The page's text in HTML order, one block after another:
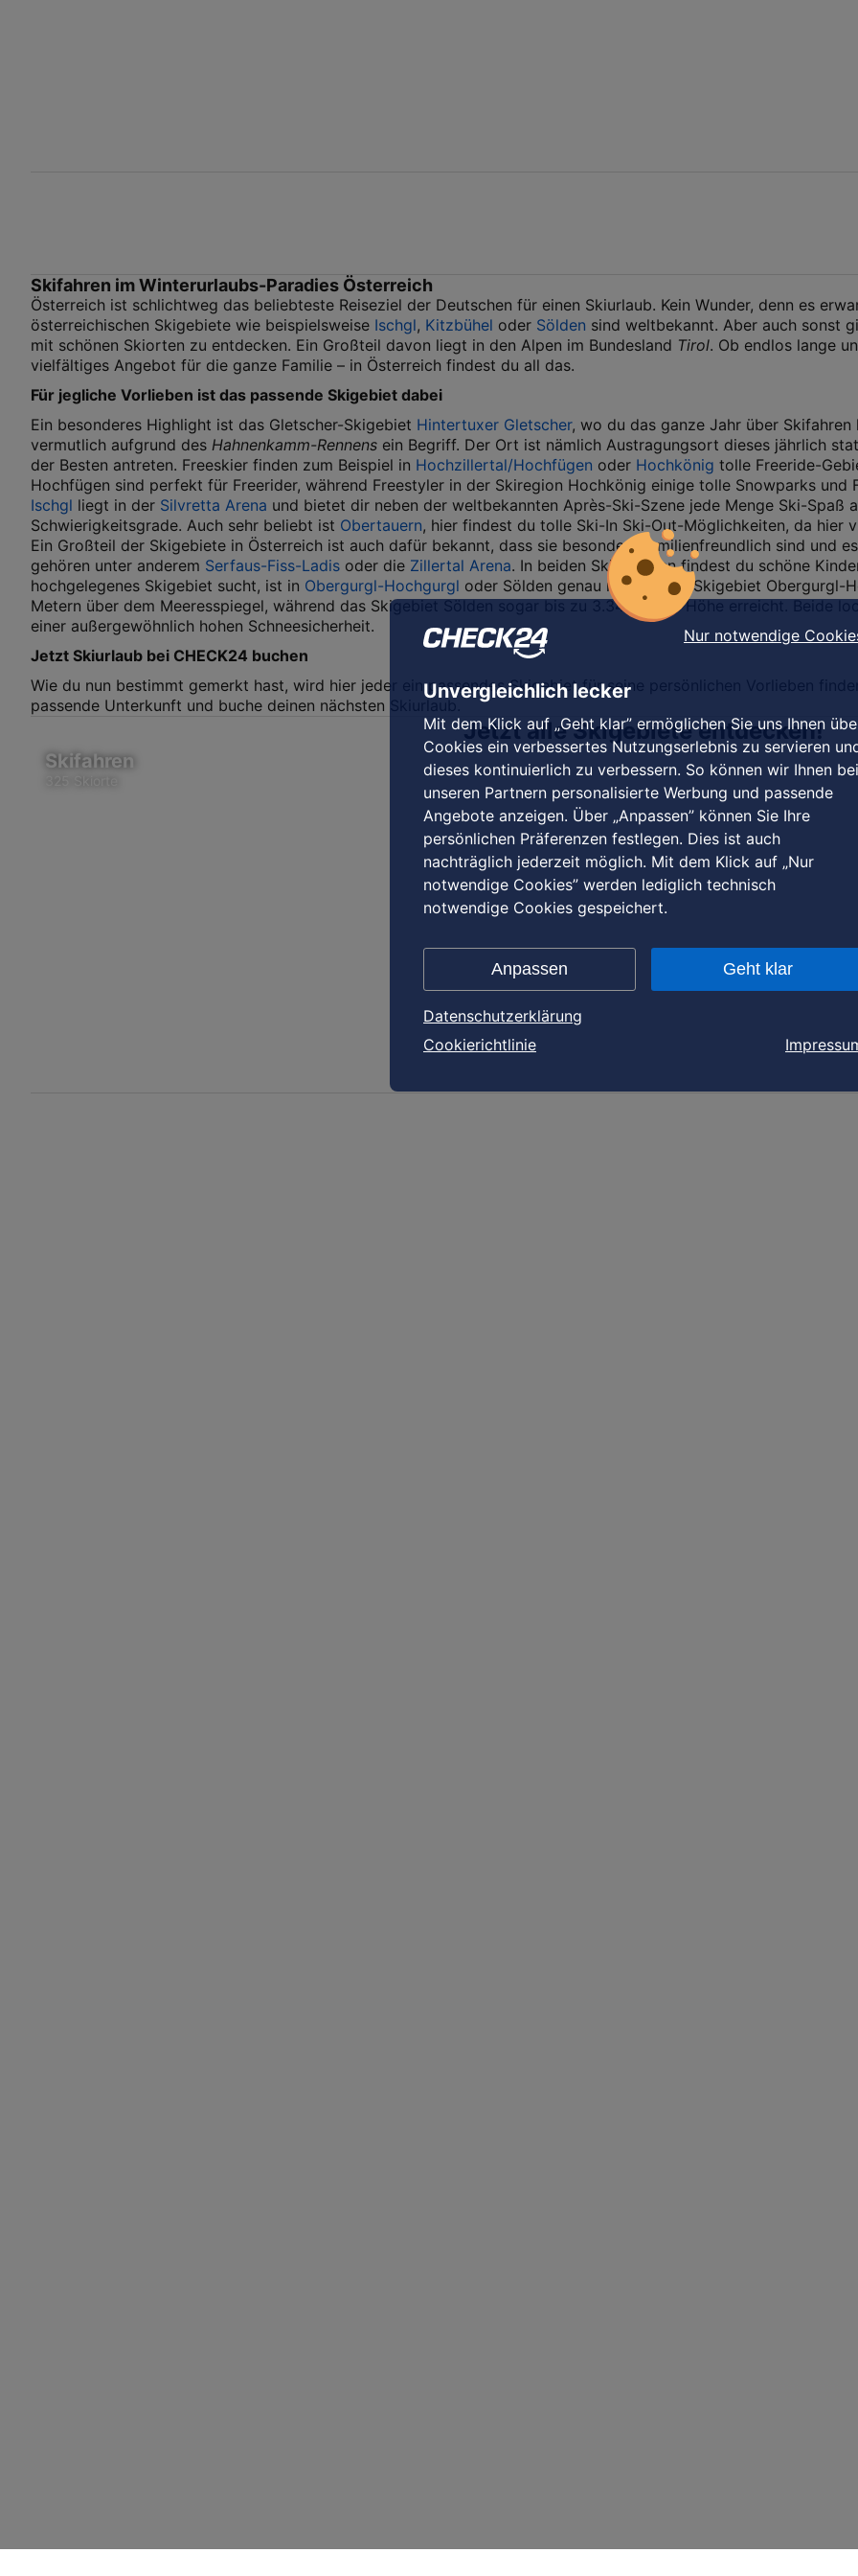
Nur notwendige
Unvergleichlich lecker
Mit dem Klick auf „Geht klar” ermöglichen Sie uns Ihnen
Cookies ein verbessertes Nutzungserlebnis zu servieren
dieses kontinuierlich zu verbessern. So können wir Ihnen bei
unseren Partnern personalisierte Werbung und passende
Angebote anzeigen. Über „Anpassen” können Sie Ihre
persönlichen Präferenzen festlegen. Dies ist auch
nachträglich jederzeit möglich. Mit dem Klick auf „Nur
notwendige Cookies” werden lediglich technisch
notwendige Cookies gespeichert.
Anpassen Geht klar
Datenschutzerklärung
Cookierichtlinie
Skifahren im Winterurlaubs-Paradies Österreich
Österreich ist schlichtweg das beliebteste Reiseziel der Deutschen für einen Skiurlaub. Kein Wunder, denn es
österreichischen Skigebiete wie beispielsweise Ischgl, Kitzbühel oder Sölden sind weltbekannt. Aber auch sonst
mit schönen Skiorten zu entdecken. Ein Großteil davon liegt in den Alpen im Bundesland Tirol. Ob endlos lange
vielfältiges Angebot für die ganze Familie – in Österreich findest du all das.
Für jegliche Vorlieben ist das passende Skigebiet dabei
Ein besonderes Highlight ist das Gletscher-Skigebiet Hintertuxer Gletscher, wo du das ganze Jahr über
vermutlich aufgrund des Hahnenkamm-Rennens ein Begriff. Der Ort ist nämlich Austragungsort dieses jährlich
der Besten antreten. Freeskier finden zum Beispiel in Hochzillertal/Hochfügen oder Hochkönig tolle Freeride-
Hochfügen sind perfekt für Freerider, während Freestyler in der Skiregion Hochkönig einige tolle Snowparks und
Ischgl liegt in der Silvretta Arena und bietet dir neben der weltbekannten Après-Ski-Szene jede Menge Ski-Spaß
Schwierigkeitsgrade. Auch sehr beliebt ist Obertauern, hier findest du tolle Ski-In Ski-Out-Möglichkeiten, da hier
Ein Großteil der Skigebiete in Österreich ist auch dafür bekannt, dass sie besonders familienfreundlich sind und
gehören unter anderem Serfaus-Fiss-Ladis oder die Zillertal Arena. In beiden Skigebieten findest du schöne
hochgelegenes Skigebiet sucht, ist in Obergurgl-Hochgurgl oder Sölden genau richtig. Das Skigebiet
Metern über dem Meeresspiegel, während das Skigebiet Sölden sogar bis zu 3.340 Meter Höhe erreicht. Beide
einer außergewöhnlich hohen Schneesicherheit.
Jetzt Skiurlaub bei CHECK24 buchen
Wie du nun bestimmt gemerkt hast, wird hier jeder ein passendes Skigebiet für seine persönlichen Vorlieben
passende Unterkunft und buche deinen nächsten Skiurlaub.
Jetzt alle Skigebiete entdecken!
Skifahren